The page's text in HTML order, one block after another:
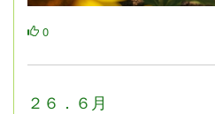
0
２６．６月